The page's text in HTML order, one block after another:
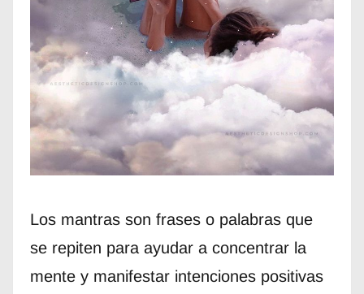
Los mantras son frases o palabras que
se repiten para ayudar a concentrar la
mente y manifestar intenciones positivas